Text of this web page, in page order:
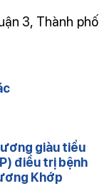
3, Thành phố
giàu tiểu
điều trị bệnh
Khớp